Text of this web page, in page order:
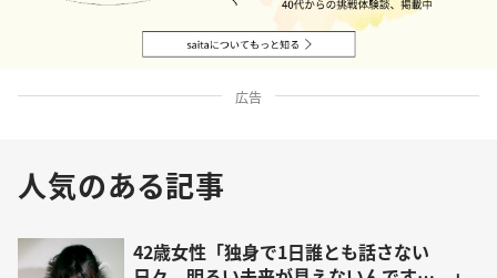
広告
人気のある記事
42歳女性「独身で1日誰とも話さない